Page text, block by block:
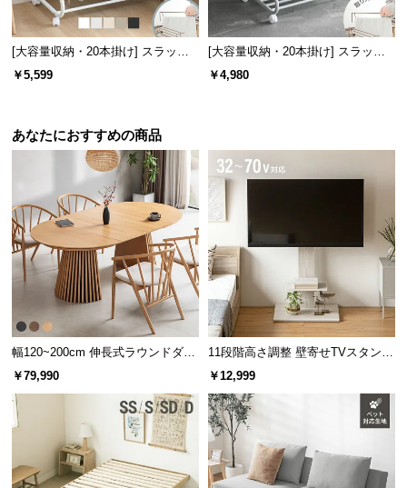
企
業
[大容量収納・20本掛け] スラック
スハンガー キャスター付き 出し入
￥5,599
[大容量収納・20本掛け] スラック
スハンガー キャスター付き 出し入
￥4,980
あなたにおすすめの商品
幅120~200cm 伸長式ラウンドダイ
ニングテーブル 6人掛け 天然木突
￥79,990
11段階高さ調整 壁寄せTVスタンド
キャスター付き 上下左右角度調節
￥12,999